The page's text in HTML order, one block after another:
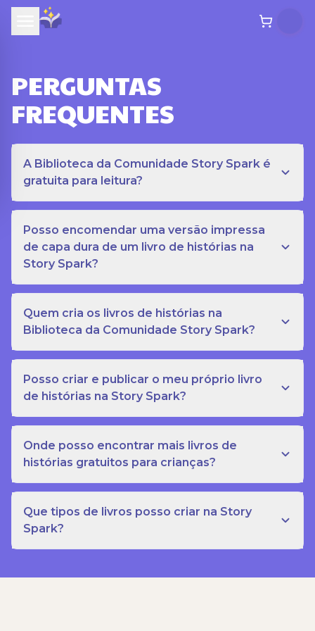
PERGUNTAS
FREQUENTES
A Biblioteca da Comunidade Story Spark é
gratuita para leitura?
Posso encomendar uma versão impressa
de capa dura de um livro de histórias na
Story Spark?
Quem cria os livros de histórias na
Biblioteca da Comunidade Story Spark?
Posso criar e publicar o meu próprio livro
de histórias na Story Spark?
Onde posso encontrar mais livros de
histórias gratuitos para crianças?
Que tipos de livros posso criar na Story
Spark?